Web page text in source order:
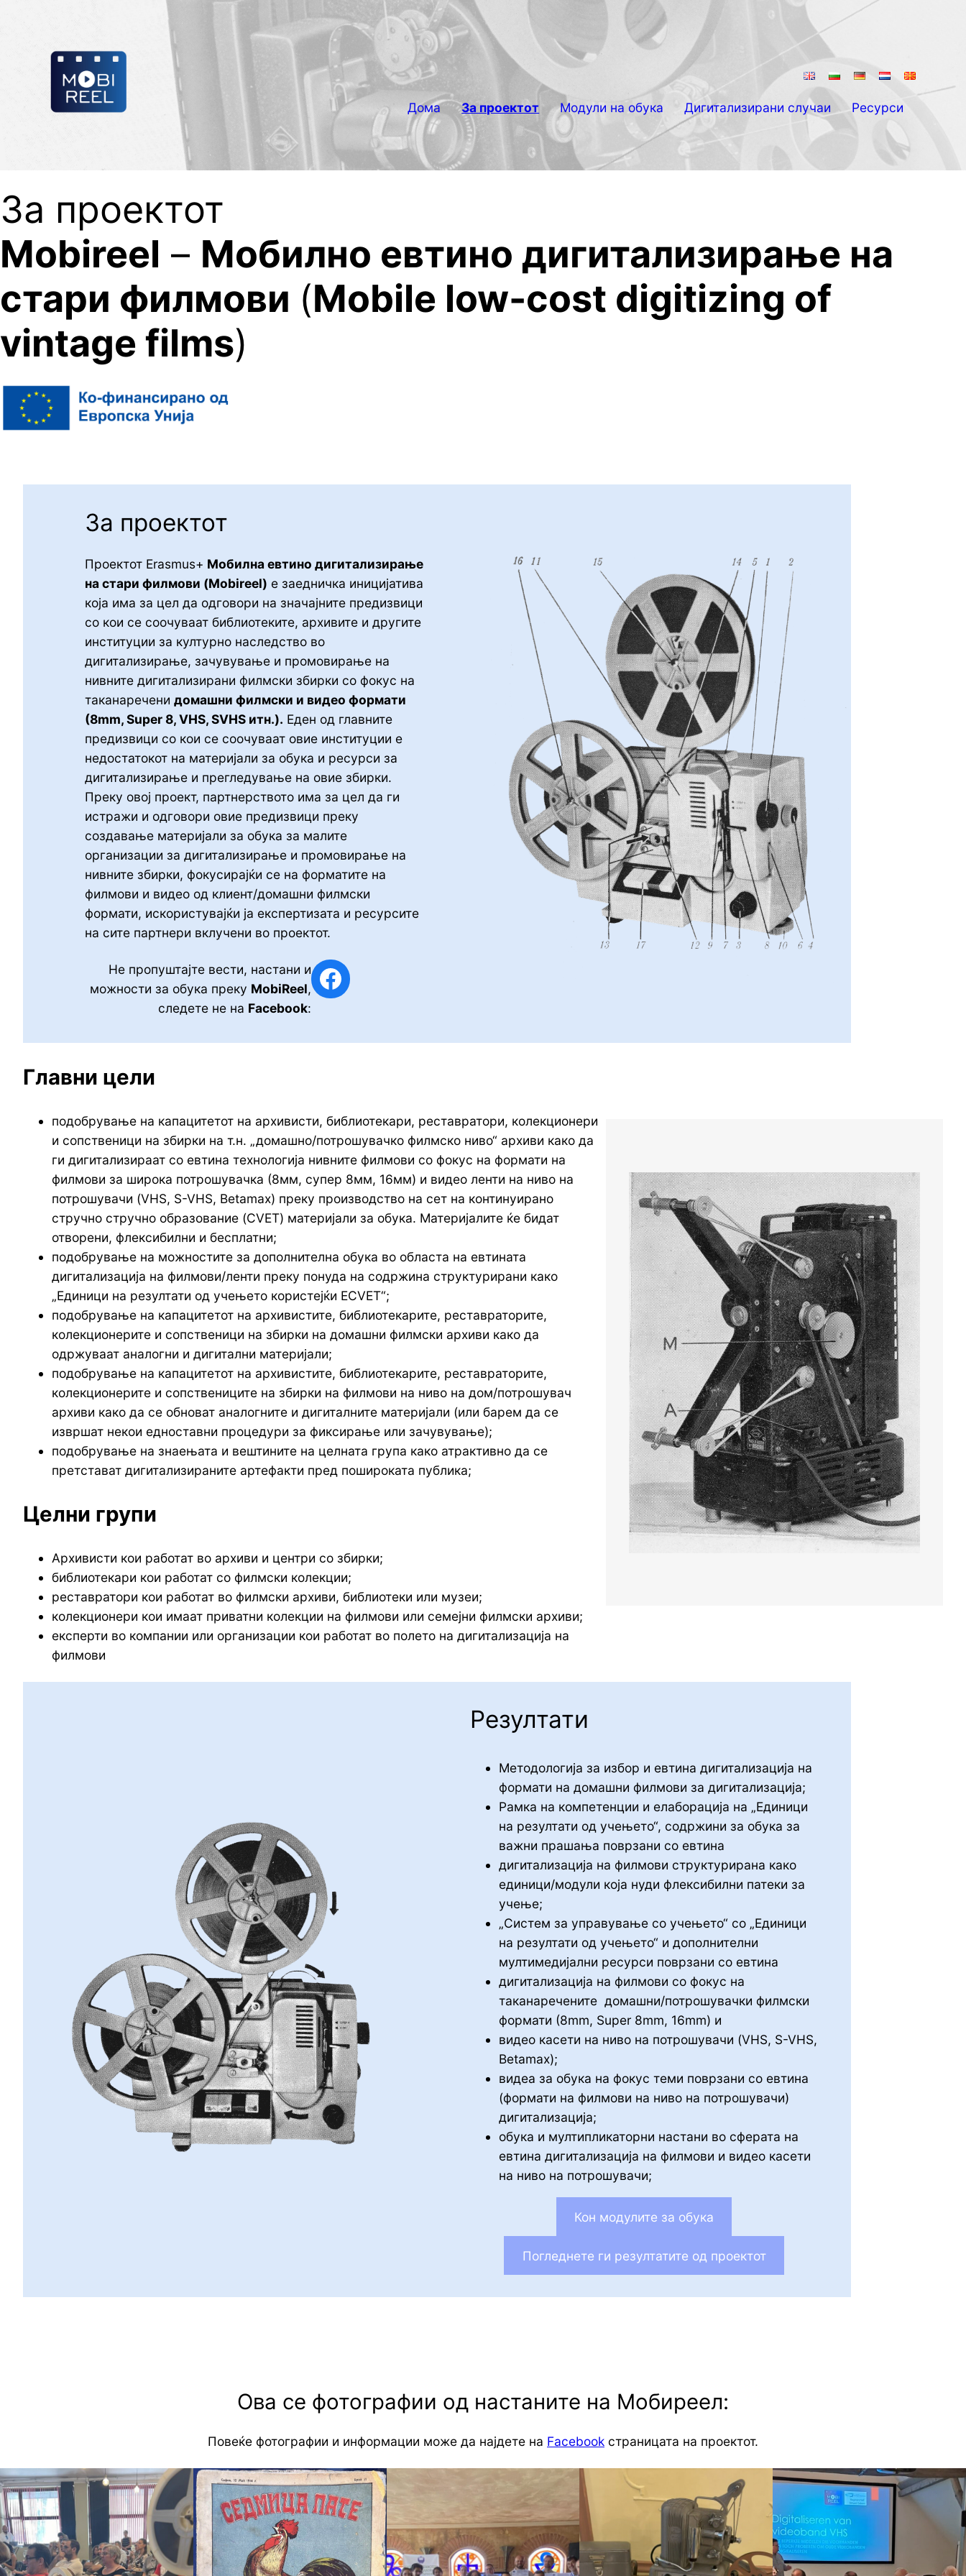
содржината
Дома За проектот Модули на обука Дигитализирани случаи Ресурси
За проектот
Mobireel – Мобилно евтино дигитализирање на
стари филмови (Mobile low-cost digitizing of
vintage films)
За проектот
Проектот Erasmus+ Мобилна евтино дигитализирање
на стари филмови (Mobireel) е заедничка иницијатива
која има за цел да одговори на значајните предизвици
со кои се соочуваат библиотеките, архивите и другите
институции за културно наследство во
дигитализирање, зачувување и промовирање на
нивните дигитализирани филмски збирки со фокус на
таканареченидомашни филмски и видео формати
(8mm, Super 8, VHS, SVHS итн.). Еден од главните
предизвици со кои се соочуваат овие институции е
недостатокот на материјали за обука и ресурси за
дигитализирање и прегледување на овие збирки.
Преку овој проект, партнерството има за цел да ги
истражи и одговори овие предизвици преку
создавање материјали за обука за малите
организации за дигитализирање и промовирање на
нивните збирки, фокусирајќи се на форматите на
филмови и видео од клиент/домашни филмски
формати, искористувајќи ја експертизата и ресурсите
на сите партнери вклучени во проектот.
Не пропуштајте вести, настани и
можности за обука преку MobiReel,
следете не на Facebook:
Facebook
Главни цели
подобрување на капацитетот на архивисти, библиотекари, реставратори, колекционери
и сопственици на збирки на т.н. „домашно/потрошувачко филмско ниво“ архиви како да
ги дигитализираат со евтина технологија нивните филмови со фокус на формати на
филмови за широка потрошувачка (8мм, супер 8мм, 16мм) и видео ленти на ниво на
потрошувачи (VHS, S-VHS, Betamax) преку производство на сет на континуирано
стручно стручно образование (CVET) материјали за обука. Материјалите ќе бидат
отворени, флексибилни и бесплатни;
подобрување на можностите за дополнителна обука во областа на евтината
дигитализација на филмови/ленти преку понуда на содржина структурирани како
„Единици на резултати од учењето користејќи ECVET“;
подобрување на капацитетот на архивистите, библиотекарите, реставраторите,
колекционерите и сопственици на збирки на домашни филмски архиви како да
одржуваат аналогни и дигитални материјали;
подобрување на капацитетот на архивистите, библиотекарите, реставраторите,
колекционерите и сопствениците на збирки на филмови на ниво на дом/потрошувач
архиви како да се обноват аналогните и дигиталните материјали (или барем да се
извршат некои едноставни процедури за фиксирање или зачувување);
подобрување на знаењата и вештините на целната група како атрактивно да се
претстават дигитализираните артефакти пред пошироката публика;
Целни групи
Архивисти кои работат во архиви и центри со збирки;
библиотекари кои работат со филмски колекции;
реставратори кои работат во филмски архиви, библиотеки или музеи;
колекционери кои имаат приватни колекции на филмови или семејни филмски архиви;
експерти во компании или организации кои работат во полето на дигитализација на
филмови
Резултати
Методологија за избор и евтина дигитализација на
формати на домашни филмови за дигитализација;
Рамка на компетенции и елаборација на „Единици
на резултати од учењето“, содржини за обука за
важни прашања поврзани со евтина
дигитализација на филмови структурирана како
единици/модули која нуди флексибилни патеки за
учење;
„Систем за управување со учењето“ со „Единици
на резултати од учењето“ и дополнителни
мултимедијални ресурси поврзани со евтина
дигитализација на филмови со фокус на
таканаречените домашни/потрошувачки филмски
формати (8mm, Super 8mm, 16mm) и
видео касети на ниво на потрошувачи (VHS, S-VHS,
Betamax);
видеа за обука на фокус теми поврзани со евтина
(формати на филмови на ниво на потрошувачи)
дигитализација;
обука и мултипликаторни настани во сферата на
евтина дигитализација на филмови и видео касети
на ниво на потрошувачи;
Кон модулите за обука
Погледнете ги резултатите од проектот
Ова се фотографии од настаните на Мобиреел:
Повеќе фотографии и информации може да најдете на Facebook страницата на проектот.